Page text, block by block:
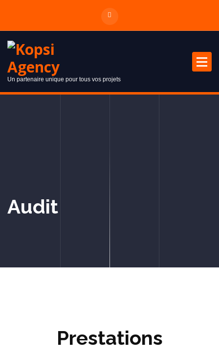
Un partenaire unique pour tous vos projets
Audit
Prestations